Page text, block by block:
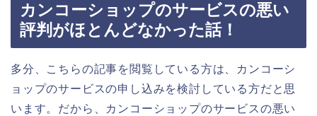
カンコーショップのサービスの悪い
評判がほとんどなかった話！
多分、こちらの記事を閲覧している方は、カンコーシ
ョップのサービスの申し込みを検討している方だと思
います。だから、カンコーショップのサービスの悪い